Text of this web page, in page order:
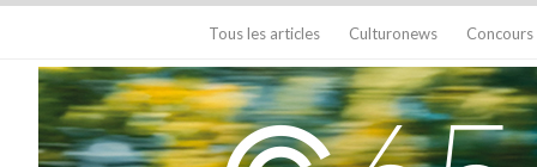
Tous les articles Culturonews Concours